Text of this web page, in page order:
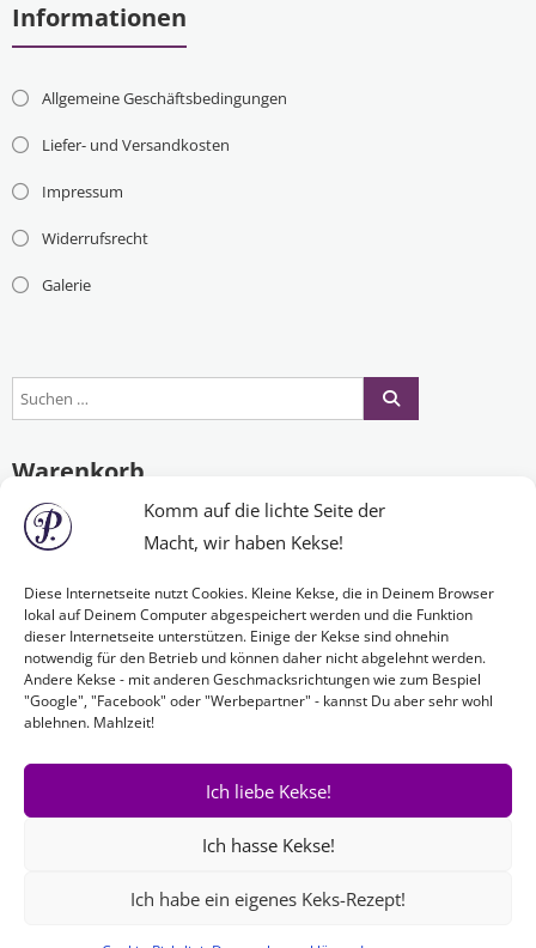
Komm auf die lichte Seite der
Macht, wir haben Kekse!
Diese Internetseite nutzt Cookies. Kleine Kekse, die in Deinem Browser
lokal auf Deinem Computer abgespeichert werden und die Funktion
dieser Internetseite unterstützen. Einige der Kekse sind ohnehin
notwendig für den Betrieb und können daher nicht abgelehnt werden.
Andere Kekse - mit anderen Geschmacksrichtungen wie zum Bespiel
"Google", "Facebook" oder "Werbepartner" - kannst Du aber sehr wohl
ablehnen. Mahlzeit!
Ich liebe Kekse!
Ich hasse Kekse!
Ich habe ein eigenes Keks-Rezept!
Informationen
Allgemeine Geschäftsbedingungen
Liefer- und Versandkosten
Impressum
Widerrufsrecht
Galerie
Warenkorb
Es befinden sich keine Produkte im Warenkorb.
Nichts Passendes gefunden?
Wenn Sie nach etwas Bestimmtem suchen oder gerne ein Produkt
Ihren Wünschen entsprechend anfertigen lassen möchten,
einfach!